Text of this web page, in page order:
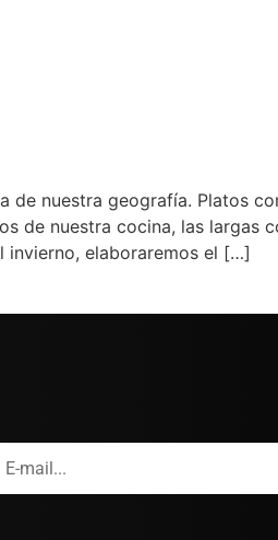
nuestra geografía. Platos
de nuestra cocina, las largas
invierno, elaboraremos el […]